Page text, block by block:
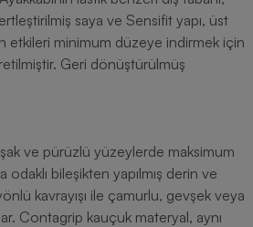
saya ve Sensifit yapı, üst
etkileri minimum düzeye indirmek için
Geri dönüştürülmüş
ve pürüzlü yüzeylerde maksimum
bileşikten yapılmış derin ve
kavrayışı ile çamurlu, gevşek veya
Contagrip kauçuk materyal, aynı